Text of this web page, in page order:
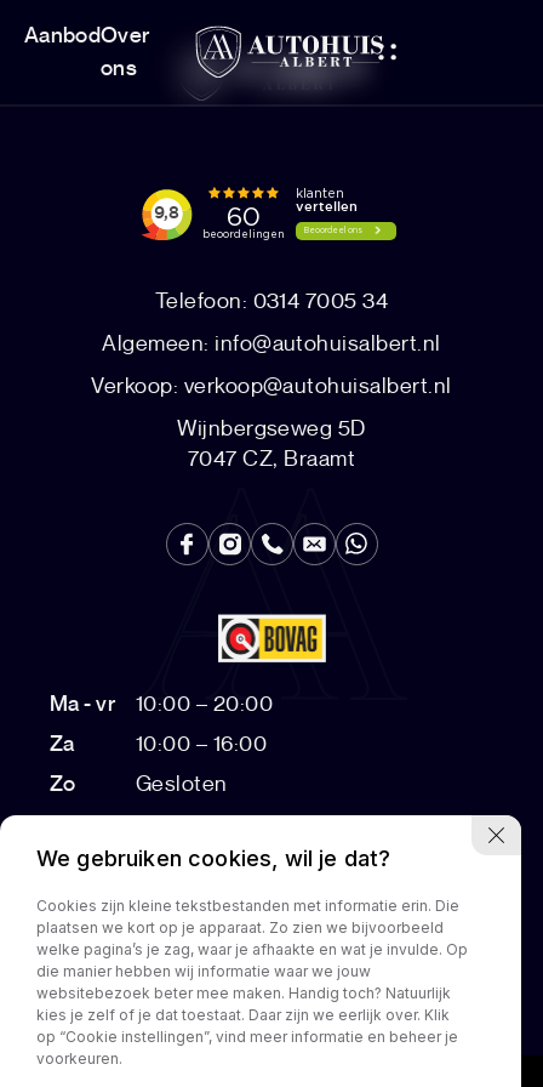
AanbodOver
ons
Telefoon: 0314 7005 34
Algemeen: info@autohuisalbert.nl
Verkoop: verkoop@autohuisalbert.nl
Wijnbergseweg 5D
7047 CZ, Braamt
Ma - vr
10:00 – 20:00
Za
10:00 – 16:00
Zo
Gesloten
Bezichtigingen na 17:00 op afspraak
HomeAanbodDienstenOver onsCustomization
Contact
We gebruiken cookies, wil je dat?
Cookies zijn kleine tekstbestanden met informatie erin. Die
plaatsen we kort op je apparaat. Zo zien we bijvoorbeeld
welke pagina’s je zag, waar je afhaakte en wat je invulde. Op
die manier hebben wij informatie waar we jouw
websitebezoek beter mee maken. Handig toch? Natuurlijk
kies je zelf of je dat toestaat. Daar zijn we eerlijk over. Klik
op “Cookie instellingen”, vind meer informatie en beheer je
voorkeuren.